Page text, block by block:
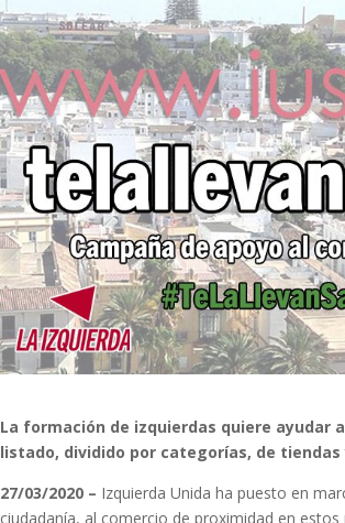
La formación de izquierdas quiere ayudar
listado, dividido por categorías, de
27/03/2020 – Izquierda Unida ha puesto en
ciudadanía, al comercio de proximidad en